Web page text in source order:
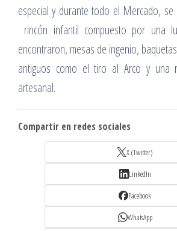
especial y durante todo el Mercado, se
rincón infantil compuesto por una
encontraron, mesas de ingenio,
antiguos como el tiro al Arco y una
artesanal.
Compartir en redes sociales
X (Twitter)
LinkedIn
Facebook
WhatsApp